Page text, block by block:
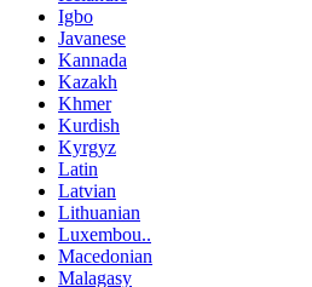
Igbo
Javanese
Kannada
Kazakh
Khmer
Kurdish
Kyrgyz
Latin
Latvian
Lithuanian
Luxembou..
Macedonian
Malagasy